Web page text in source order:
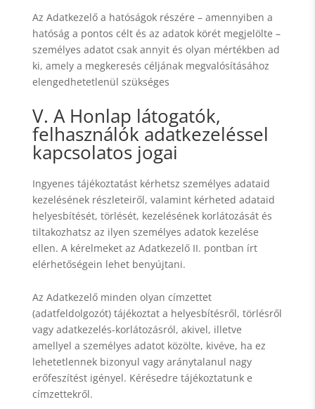
Az Adatkezelő a hatóságok részére – amennyiben a
hatóság a pontos célt és az adatok körét megjelölte –
személyes adatot csak annyit és olyan mértékben ad
ki, amely a megkeresés céljának megvalósításához
elengedhetetlenül szükséges
V. A Honlap látogatók,
felhasználók adatkezeléssel
kapcsolatos jogai
Ingyenes tájékoztatást kérhetsz személyes adataid
kezelésének részleteiről, valamint kérheted adataid
helyesbítését, törlését, kezelésének korlátozását és
tiltakozhatsz az ilyen személyes adatok kezelése
ellen. A kérelmeket az Adatkezelő II. pontban írt
elérhetőségein lehet benyújtani.
Az Adatkezelő minden olyan címzettet
(adatfeldolgozót) tájékoztat a helyesbítésről, törlésről
vagy adatkezelés-korlátozásról, akivel, illetve
amellyel a személyes adatot közölte, kivéve, ha ez
lehetetlennek bizonyul vagy aránytalanul nagy
erőfeszítést igényel. Kérésedre tájékoztatunk e
címzettekről.